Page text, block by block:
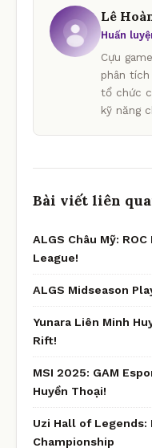
Lê
Huấn
Cựu
phân
tổ chức
kỹ năng
Bài viết liên
ALGS Châu Mỹ:
League!
ALGS Midseason
Yunara Liên Minh
Rift!
MSI 2025: GAM
Huyền Thoại!
Uzi Hall of Legends:
Championship